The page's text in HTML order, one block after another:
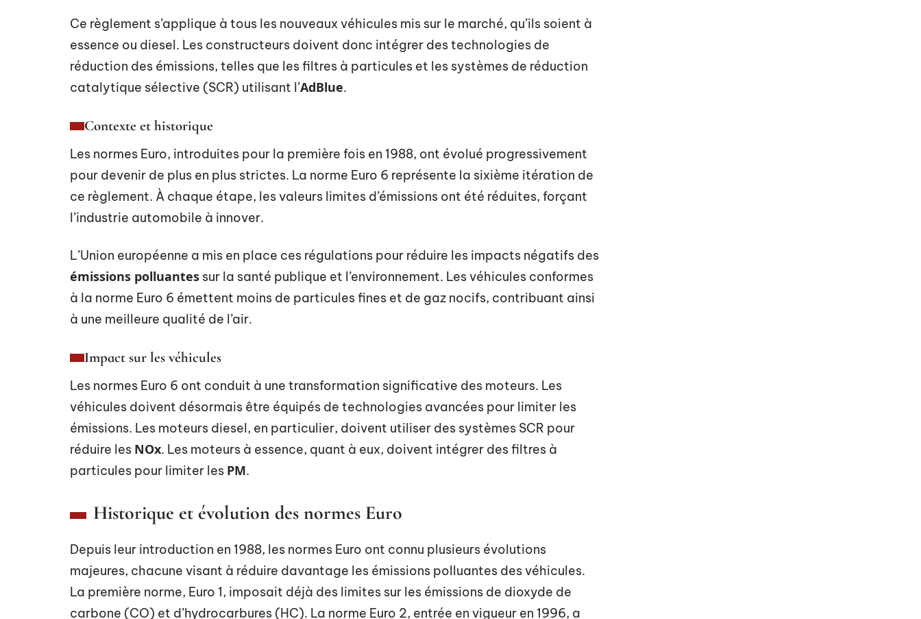
Ce règlement s’applique à tous les nouveaux véhicules mis sur le marché, qu’ils soient à
essence ou diesel. Les constructeurs doivent donc intégrer des technologies de
réduction des émissions, telles que les filtres à particules et les systèmes de réduction
catalytique sélective (SCR) utilisant l’AdBlue.
Contexte et historique
Les normes Euro, introduites pour la première fois en 1988, ont évolué progressivement
pour devenir de plus en plus strictes. La norme Euro 6 représente la sixième itération de
ce règlement. À chaque étape, les valeurs limites d’émissions ont été réduites, forçant
l’industrie automobile à innover.
L’Union européenne a mis en place ces régulations pour réduire les impacts négatifs des
émissions polluantes sur la santé publique et l’environnement. Les véhicules conformes
à la norme Euro 6 émettent moins de particules fines et de gaz nocifs, contribuant ainsi
à une meilleure qualité de l’air.
Impact sur les véhicules
Les normes Euro 6 ont conduit à une transformation significative des moteurs. Les
véhicules doivent désormais être équipés de technologies avancées pour limiter les
émissions. Les moteurs diesel, en particulier, doivent utiliser des systèmes SCR pour
réduire les NOx. Les moteurs à essence, quant à eux, doivent intégrer des filtres à
particules pour limiter les PM.
Historique et évolution des normes Euro
Depuis leur introduction en 1988, les normes Euro ont connu plusieurs évolutions
majeures, chacune visant à réduire davantage les émissions polluantes des véhicules.
La première norme, Euro 1, imposait déjà des limites sur les émissions de dioxyde de
carbone (CO) et d’hydrocarbures (HC). La norme Euro 2, entrée en vigueur en 1996, a